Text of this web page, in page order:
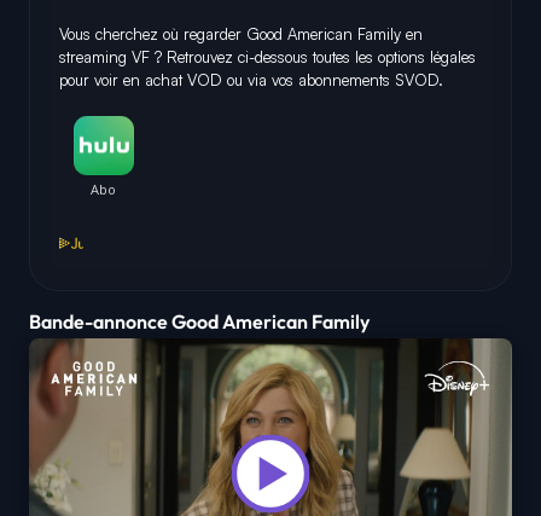
Vous cherchez où regarder Good American Family en
streaming VF ? Retrouvez ci-dessous toutes les options légales
pour voir en achat VOD ou via vos abonnements SVOD.
Bande-annonce Good American Family